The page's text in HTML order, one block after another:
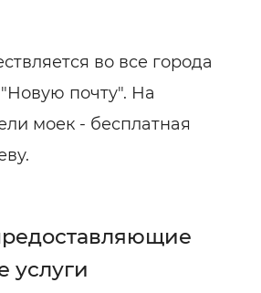
во все города
почту". На
моек - бесплатная
услуги